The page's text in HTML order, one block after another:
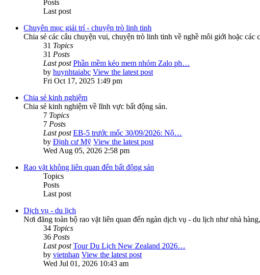
Posts
Last post
Chuyên mục giải trí - chuyện trò linh tinh
Chia sẻ các câu chuyện vui, chuyện trò linh tinh về nghề môi giới hoặc
31 Topics
31 Posts
Last post Phần mềm kéo mem nhóm Zalo ph…
by huynhtaiabc View the latest post
Fri Oct 17, 2025 1:49 pm
Chia sẻ kinh nghiệm
Chia sẻ kinh nghiệm về lĩnh vực bất động sản.
7 Topics
7 Posts
Last post EB-5 trước mốc 30/09/2026: Nộ…
by Định cư Mỹ View the latest post
Wed Aug 05, 2026 2:58 pm
Rao vặt không liên quan đến bất động sản
Topics
Posts
Last post
Dịch vụ - du lịch
Nơi đăng toàn bộ rao vặt liên quan đến ngàn dịch vụ - du lịch như nhà
34 Topics
36 Posts
Last post Tour Du Lịch New Zealand 2026…
by vietnhan View the latest post
Wed Jul 01, 2026 10:43 am